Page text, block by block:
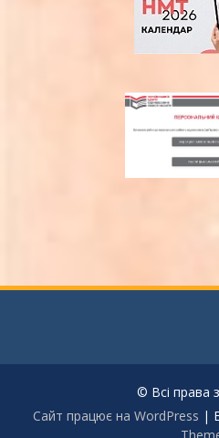
© Всі права
Сайт працює на WordPress |